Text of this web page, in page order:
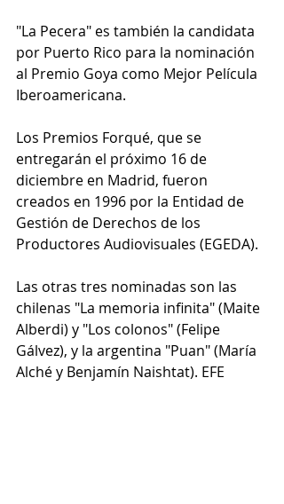
"La Pecera" es también la candidata
por Puerto Rico para la nominación
al Premio Goya como Mejor Película
Iberoamericana.
Los Premios Forqué, que se
entregarán el próximo 16 de
diciembre en Madrid, fueron
creados en 1996 por la Entidad de
Gestión de Derechos de los
Productores Audiovisuales (EGEDA).
Las otras tres nominadas son las
chilenas "La memoria infinita" (Maite
Alberdi) y "Los colonos" (Felipe
Gálvez), y la argentina "Puan" (María
Alché y Benjamín Naishtat). EFE